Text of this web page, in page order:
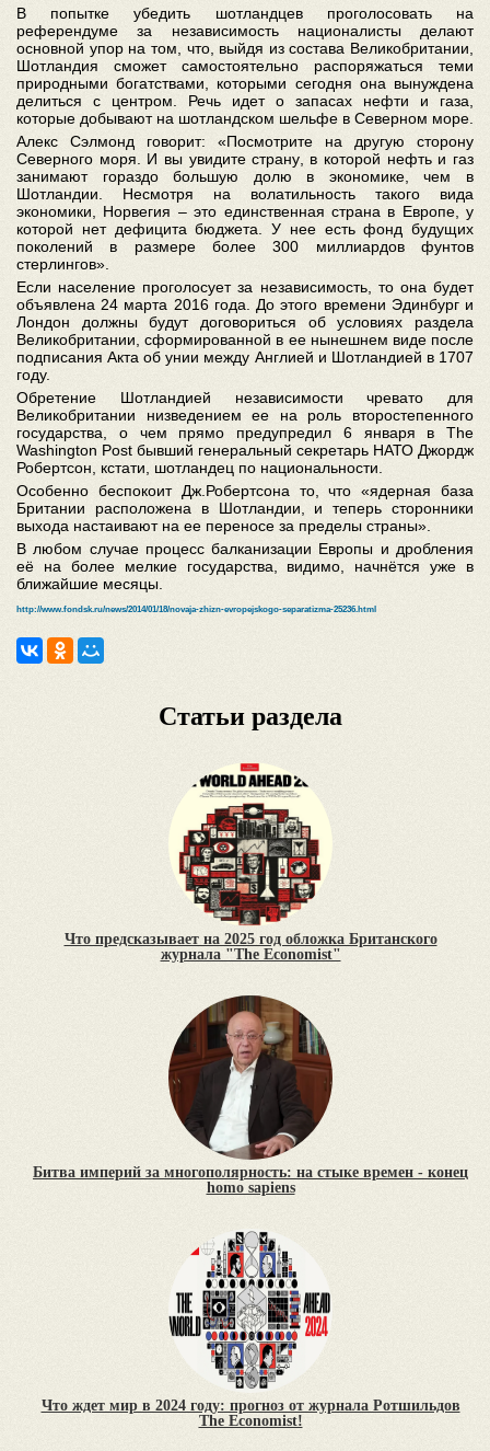
В попытке убедить шотландцев проголосовать на
референдуме за независимость националисты делают
основной упор на том, что, выйдя из состава Великобритании,
Шотландия сможет самостоятельно распоряжаться теми
природными богатствами, которыми сегодня она вынуждена
делиться с центром. Речь идет о запасах нефти и газа,
которые добывают на шотландском шельфе в Северном море.
Алекс Сэлмонд говорит: «Посмотрите на другую сторону
Северного моря. И вы увидите страну, в которой нефть и газ
занимают гораздо большую долю в экономике, чем в
Шотландии. Несмотря на волатильность такого вида
экономики, Норвегия – это единственная страна в Европе, у
которой нет дефицита бюджета. У нее есть фонд будущих
поколений в размере более 300 миллиардов фунтов
стерлингов».
Если население проголосует за независимость, то она будет
объявлена 24 марта 2016 года. До этого времени Эдинбург и
Лондон должны будут договориться об условиях раздела
Великобритании, сформированной в ее нынешнем виде после
подписания Акта об унии между Англией и Шотландией в 1707
году.
Обретение Шотландией независимости чревато для
Великобритании низведением ее на роль второстепенного
государства, о чем прямо предупредил 6 января в The
Washington Post бывший генеральный секретарь НАТО Джордж
Робертсон, кстати, шотландец по национальности.
Особенно беспокоит Дж.Робертсона то, что «ядерная база
Британии расположена в Шотландии, и теперь сторонники
выхода настаивают на ее переносе за пределы страны».
В любом случае процесс балканизации Европы и дробления
её на более мелкие государства, видимо, начнётся уже в
ближайшие месяцы.
http://www.fondsk.ru/news/2014/01/18/novaja-zhizn-evropejskogo-separatizma-25236.html
Статьи раздела
Что предсказывает на 2025 год обложка Британского
журнала "The Economist"
Битва империй за многополярность: на стыке времен - конец
homo sapiens
Что ждет мир в 2024 году: прогноз от журнала Ротшильдов
The Economist!